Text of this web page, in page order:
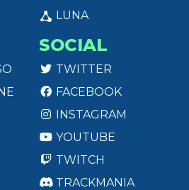
LUNA
SOCIAL
TWITTER
FACEBOOK
INSTAGRAM
YOUTUBE
TWITCH
TRACKMANIA